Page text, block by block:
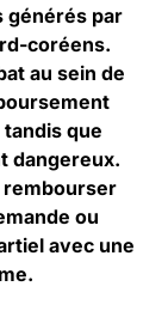
générés par
coréens.
au sein de
que
dangereux.
rembourser
ou
avec une